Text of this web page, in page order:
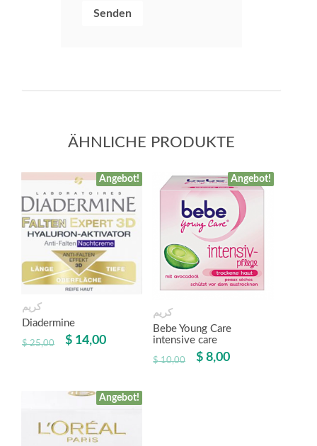
ÄHNLICHE PRODUKTE
Angebot!
كريم
Diadermine
$25,00 $ 14,00
Angebot!
كريم
Bebe Young Care
intensive care
$10,00 $ 8,00
Angebot!